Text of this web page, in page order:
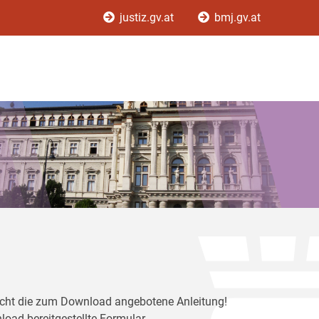
justiz.gv.at bmj.gv.at
die zum Download angebotene Anleitung!